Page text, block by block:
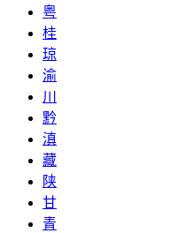
粤
桂
琼
渝
川
黔
滇
藏
陕
甘
青